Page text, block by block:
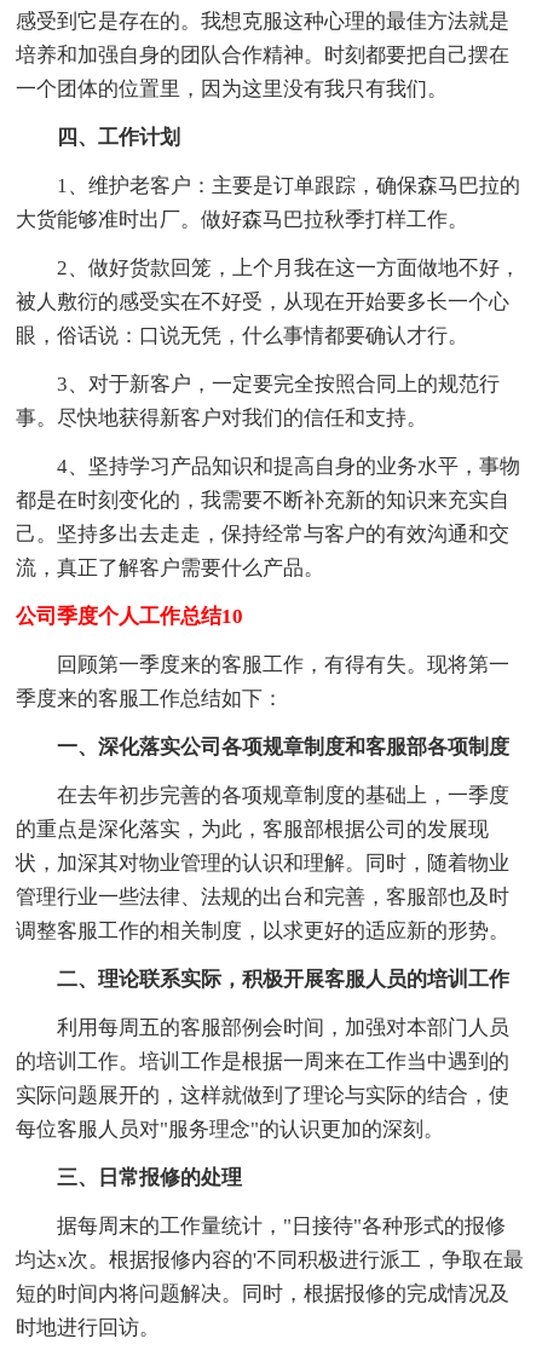
感受到它是存在的。我想克服这种心理的最佳方法就是
培养和加强自身的团队合作精神。时刻都要把自己摆在
一个团体的位置里，因为这里没有我只有我们。
四、工作计划
1、维护老客户：主要是订单跟踪，确保森马巴拉的
大货能够准时出厂。做好森马巴拉秋季打样工作。
2、做好货款回笼，上个月我在这一方面做地不好，
被人敷衍的感受实在不好受，从现在开始要多长一个心
眼，俗话说：口说无凭，什么事情都要确认才行。
3、对于新客户，一定要完全按照合同上的规范行
事。尽快地获得新客户对我们的信任和支持。
4、坚持学习产品知识和提高自身的业务水平，事物
都是在时刻变化的，我需要不断补充新的知识来充实自
己。坚持多出去走走，保持经常与客户的有效沟通和交
流，真正了解客户需要什么产品。
公司季度个人工作总结10
回顾第一季度来的客服工作，有得有失。现将第一
季度来的客服工作总结如下：
一、深化落实公司各项规章制度和客服部各项制度
在去年初步完善的各项规章制度的基础上，一季度
的重点是深化落实，为此，客服部根据公司的发展现
状，加深其对物业管理的认识和理解。同时，随着物业
管理行业一些法律、法规的出台和完善，客服部也及时
调整客服工作的相关制度，以求更好的适应新的形势。
二、理论联系实际，积极开展客服人员的培训工作
利用每周五的客服部例会时间，加强对本部门人员
的培训工作。培训工作是根据一周来在工作当中遇到的
实际问题展开的，这样就做到了理论与实际的结合，使
每位客服人员对"服务理念"的认识更加的深刻。
三、日常报修的处理
据每周末的工作量统计，"日接待"各种形式的报修
均达x次。根据报修内容的'不同积极进行派工，争取在最
短的时间内将问题解决。同时，根据报修的完成情况及
时地进行回访。